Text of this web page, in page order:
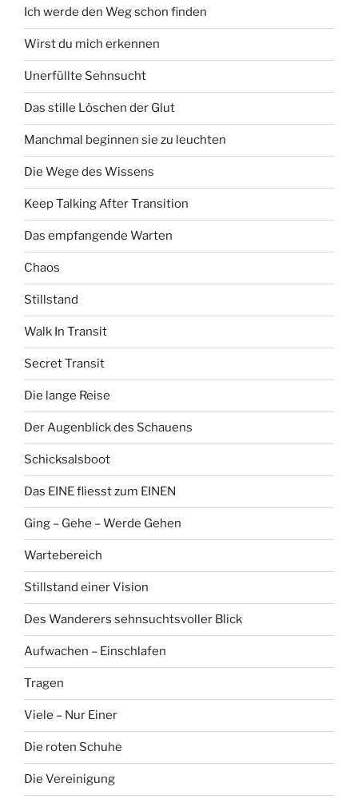
Ich werde den Weg schon finden
Wirst du mich erkennen
Unerfüllte Sehnsucht
Das stille Löschen der Glut
Manchmal beginnen sie zu leuchten
Die Wege des Wissens
Keep Talking After Transition
Das empfangende Warten
Chaos
Stillstand
Walk In Transit
Secret Transit
Die lange Reise
Der Augenblick des Schauens
Schicksalsboot
Das EINE fliesst zum EINEN
Ging – Gehe – Werde Gehen
Wartebereich
Stillstand einer Vision
Des Wanderers sehnsuchtsvoller Blick
Aufwachen – Einschlafen
Tragen
Viele – Nur Einer
Die roten Schuhe
Die Vereinigung